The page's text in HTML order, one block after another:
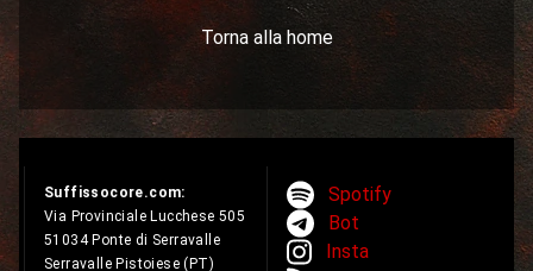
Torna alla home
Suffissocore.com:
Via Provinciale Lucchese 505
51034 Ponte di Serravalle
Serravalle Pistoiese (PT)
Spotify
Bot
Insta